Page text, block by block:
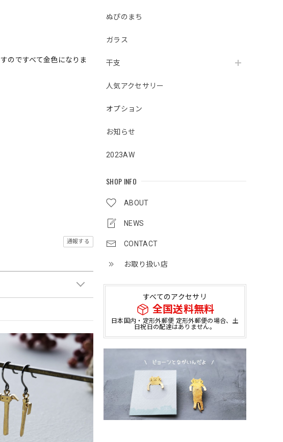
ぬぴのまち
ガラス
干支
人気アクセサリー
オプション
お知らせ
2023AW
SHOP INFO
ABOUT
NEWS
CONTACT
お取り扱い店
すべてのアクセサリ
全国送料無料
日本国内・定形外郵便 定形外郵便の場合、土
日祝日の配達はありません。
のですべて金色になりま
通報する